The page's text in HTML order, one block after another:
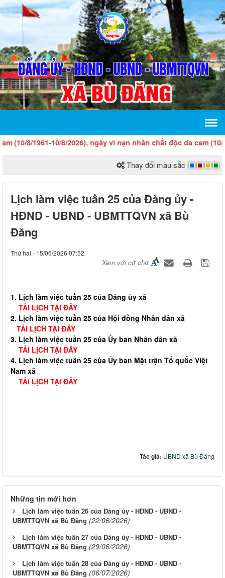
8/1961-10/8/2026), ngày vì nạn nhân chất độc da cam (10/8)!
Thay đổi màu sắc
Lịch làm việc tuần 25 của Đảng ủy -
HĐND - UBND - UBMTTQVN xã Bù
Đăng
Thứ hai - 15/06/2026 07:52
Xem với cỡ chữ
1. Lịch làm việc tuần 25 của Đảng ủy xã
TẢI LỊCH TẠI ĐÂY
2. Lịch làm việc tuần 25 của Hội đồng Nhân dân xã
TẢI LỊCH TẠI ĐÂY
3. Lịch làm việc tuần 25 của Ủy ban Nhân dân xã
TẢI LỊCH TẠI ĐÂY
4. Lịch làm việc tuần 25 của Ủy ban Mặt trận Tổ quốc Việt
Nam xã
TẢI LỊCH TẠI ĐÂY
Tác giả: UBND xã Bù Đăng
Những tin mới hơn
Lịch làm việc tuần 26 của Đảng ủy - HĐND - UBND -
UBMTTQVN xã Bù Đăng (22/06/2026)
Lịch làm việc tuần 27 của Đảng ủy - HĐND - UBND -
UBMTTQVN xã Bù Đăng (29/06/2026)
Lịch làm việc tuần 28 của Đảng ủy - HĐND - UBND -
UBMTTQVN xã Bù Đăng (06/07/2026)